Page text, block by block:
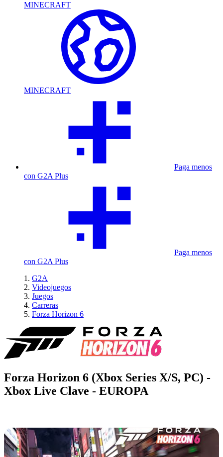
MINECRAFT
MINECRAFT
Paga menos
con G2A Plus
Paga menos
con G2A Plus
G2A
Videojuegos
Juegos
Carreras
Forza Horizon 6
Forza Horizon 6 (Xbox Series X/S, PC) -
Xbox Live Clave - EUROPA